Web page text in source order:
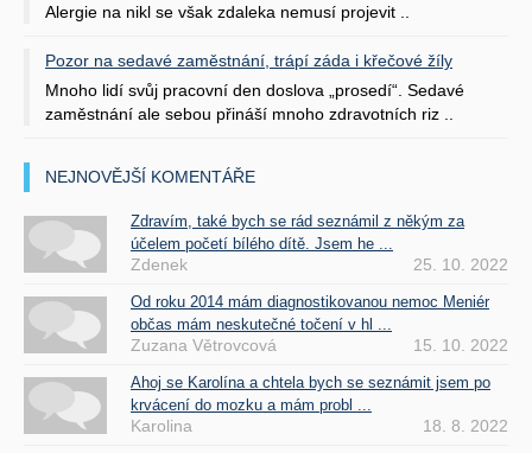
Alergie na nikl se však zdaleka nemusí projevit ..
Pozor na sedavé zaměstnání, trápí záda i křečové žíly
Mnoho lidí svůj pracovní den doslova „prosedí“. Sedavé
zaměstnání ale sebou přináší mnoho zdravotních riz ..
NEJNOVĚJŠÍ KOMENTÁŘE
Zdravím, také bych se rád seznámil z někým za
účelem početí bílého dítě. Jsem he ...
Zdenek 25. 10. 2022
Od roku 2014 mám diagnostikovanou nemoc Meniér
občas mám neskutečné točení v hl ...
Zuzana Větrovcová 15. 10. 2022
Ahoj se Karolína a chtela bych se seznámit jsem po
krvácení do mozku a mám probl ...
Karolina 18. 8. 2022